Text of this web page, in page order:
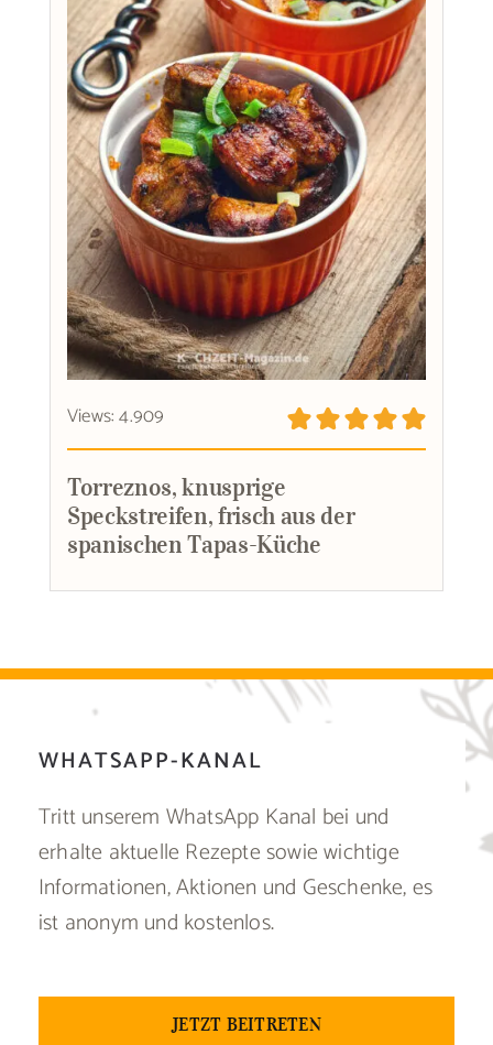
Views: 4.909
Torreznos, knusprige
Speckstreifen, frisch aus der
spanischen Tapas-Küche
WHATSAPP-KANAL
Tritt unserem WhatsApp Kanal bei und
erhalte aktuelle Rezepte sowie wichtige
Informationen, Aktionen und Geschenke, es
ist anonym und kostenlos.
JETZT BEITRETEN